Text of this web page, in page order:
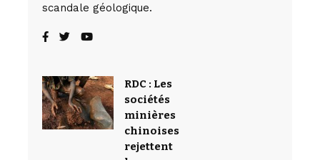
scandale géologique.
RDC : Les
sociétés
minières
chinoises
rejettent